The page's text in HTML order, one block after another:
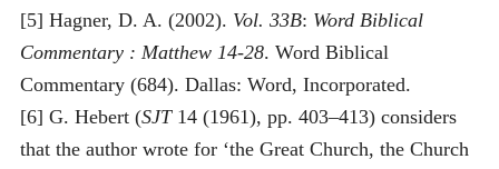
[5] Hagner, D. A. (2002). Vol. 33B: Word Biblical
Commentary : Matthew 14-28. Word Biblical
Commentary (684). Dallas: Word, Incorporated.
[6] G. Hebert (SJT14 (1961), pp. 403–413) considers
that the author wrote for ‘the Great Church, the Church